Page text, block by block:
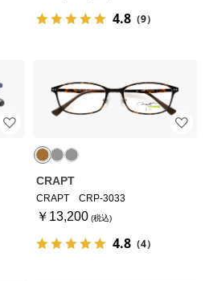
4.8 （9）
CRAPT
CRAPT CRP-3033
￥13,200
4.8 （4）